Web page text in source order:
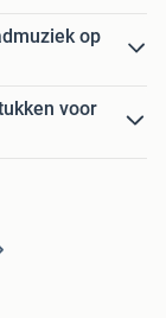
op
voor